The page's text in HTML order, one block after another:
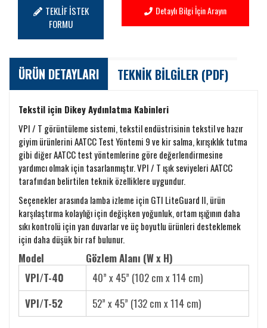
TEKLİF İSTEK
FORMU
Detaylı Bilgi İçin Arayın
ÜRÜN DETAYLARI TEKNİK BİLGİLER (PDF)
Tekstil için Dikey Aydınlatma Kabinleri
VPI / T görüntüleme sistemi, tekstil endüstrisinin tekstil ve hazır
giyim ürünlerini AATCC Test Yöntemi 9 ve kir salma, kırışıklık tutma
gibi diğer AATCC test yöntemlerine göre değerlendirmesine
yardımcı olmak için tasarlanmıştır. VPI / T ışık seviyeleri AATCC
tarafından belirtilen teknik özelliklere uygundur.
Seçenekler arasında lamba izleme için GTI LiteGuard II, ürün
karşılaştırma kolaylığı için değişken yoğunluk, ortam ışığının daha
sıkı kontrolü için yan duvarlar ve üç boyutlu ürünleri desteklemek
için daha düşük bir raf bulunur.
Model Gözlem Alanı (W x H)
VPI/T-40
40” x 45” (102 cm x 114 cm)
VPI/T-52
52” x 45” (132 cm x 114 cm)